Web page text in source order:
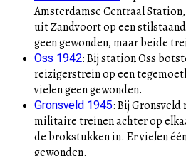
Amsterdamse Centraal
uit Zandvoort op een
geen gewonden, maar beide
Oss 1942:Bij station Oss
reizigerstrein op een
vielen geen gewonden.
Gronsveld 1945:Bij Gronsveld
militaire treinen achter op
de brokstukken in. Er vielen
gewonden.